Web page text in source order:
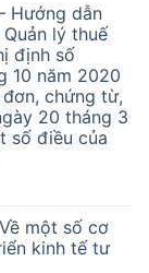
Hướng dẫn
lý thuế
định số
10 năm 2020
chứng từ,
20 tháng 3
số điều của
một số cơ
kinh tế tư